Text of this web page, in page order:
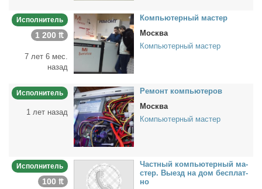
Исполнитель
1 200 ₶
7 лет 6 мес.
назад
Ком­пью­тер­ный ма­стер
Москва
Компьютерный мастер
Исполнитель
1 лет назад
Ре­монт ком­пью­те­ров
Москва
Компьютерный мастер
Исполнитель
100 ₶
Част­ный ком­пью­тер­ный ма­
стер. Вы­езд на дом бес­плат­
но